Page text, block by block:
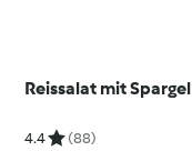
Reissalat mit Spargel
4.4 (88)